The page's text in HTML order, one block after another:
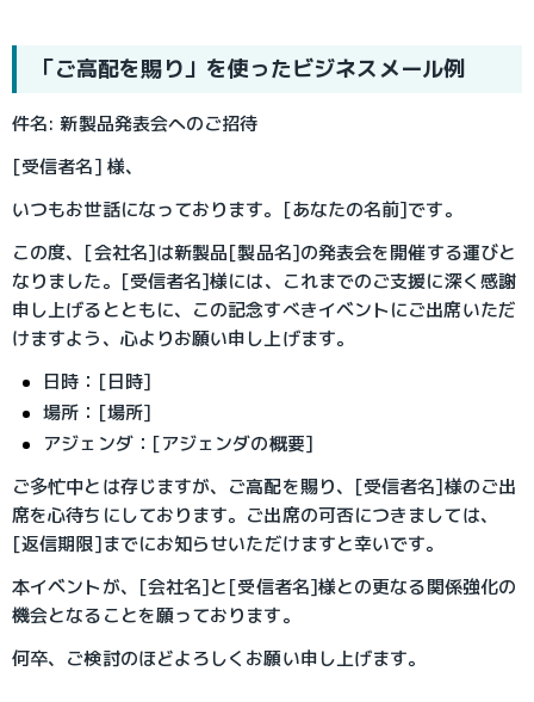
「ご高配を賜り」を使ったビジネスメール例
件名: 新製品発表会へのご招待
[受信者名] 様、
いつもお世話になっております。[あなたの名前]です。
この度、[会社名]は新製品[製品名]の発表会を開催する運びと
なりました。[受信者名]様には、これまでのご支援に深く感謝
申し上げるとともに、この記念すべきイベントにご出席いただ
けますよう、心よりお願い申し上げます。
日時：[日時]
場所：[場所]
アジェンダ：[アジェンダの概要]
ご多忙中とは存じますが、ご高配を賜り、[受信者名]様のご出
席を心待ちにしております。ご出席の可否につきましては、
[返信期限]までにお知らせいただけますと幸いです。
本イベントが、[会社名]と[受信者名]様との更なる関係強化の
機会となることを願っております。
何卒、ご検討のほどよろしくお願い申し上げます。